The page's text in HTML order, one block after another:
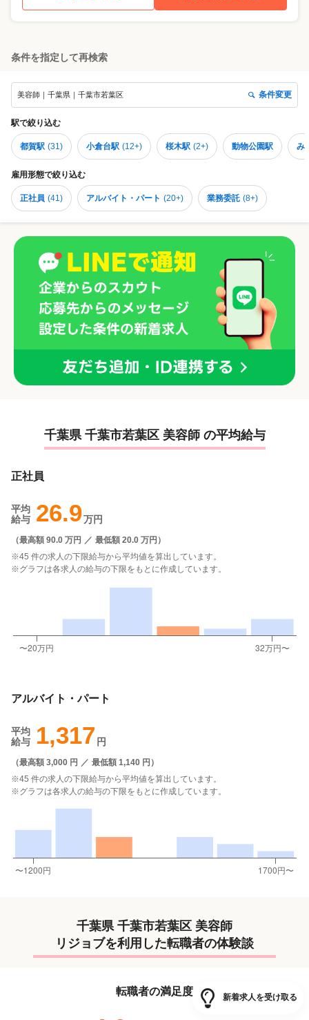
条件を指定して再検索
美容師｜千葉県｜千葉市若葉区 条件変更
駅で絞り込む
都賀駅 (31 ) 小倉台駅 (12+) 桜木駅 (2+) 動物公園駅 み
雇用形態で絞り込む
正社員 (41 ) アルバイト・パート (20+) 業務委託 (8+)
千葉県 千葉市若葉区 美容師 の平均給与
正社員
平均
給与 26.9万円
（最高額 90.0 万円 ／ 最低額 20.0 万円 ）
※45 件の求人の下限給与から平均値を算出しています。
※グラフは各求人の給与の下限をもとに作成しています。
アルバイト・パート
平均
給与
1,317 円
（最高額 3,000 円 ／ 最低額 1,140 円 ）
※45 件の求人の下限給与から平均値を算出しています。
※グラフは各求人の給与の下限をもとに作成しています。
千葉県 千葉市若葉区 美容師
リジョブを利用した転職者の体験談
転職者の満足度
新着求人を受け取る